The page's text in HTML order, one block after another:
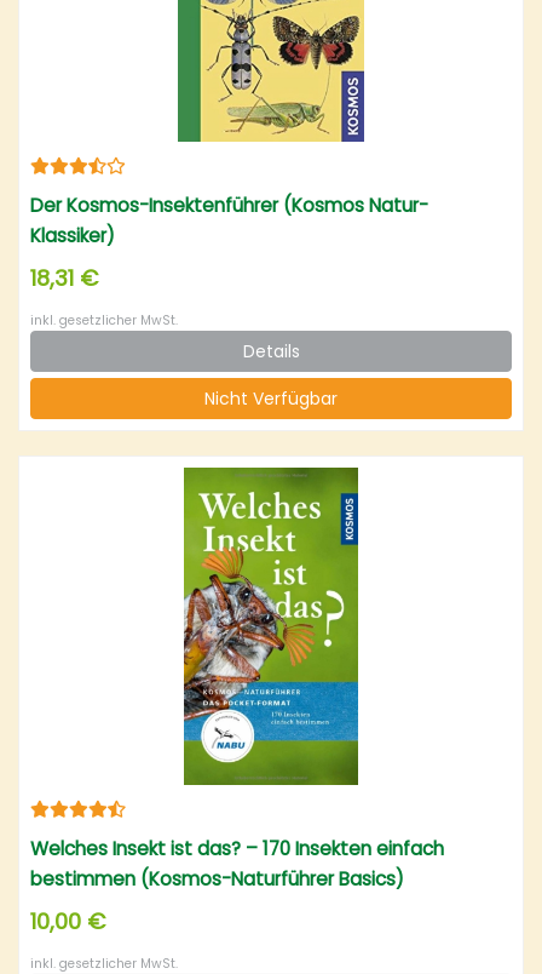
Der Kosmos-Insektenführer (Kosmos Natur-
Klassiker)
18,31 €
inkl. gesetzlicher MwSt.
Details
Nicht Verfügbar
Welches Insekt ist das? – 170 Insekten einfach
bestimmen (Kosmos-Naturführer Basics)
10,00 €
inkl. gesetzlicher MwSt.